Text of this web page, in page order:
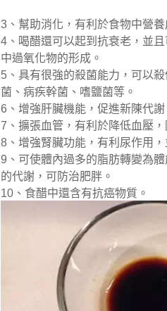
3、幫助消化，有利於食物中營養
4、喝醋還可以起到抗衰老，並
中過氧化物的形成。
5、具有很強的殺菌能力，可以
菌、病疾幹菌、嗜鹽菌等。
6、增強肝臟機能，促進新陳代謝
7、擴張血管，有利於降低血壓
8、增強腎臟功能，有利尿作用，
9、可使體內過多的脂肪轉變為
的代謝，可防治肥胖。
10、食醋中還含有抗癌物質。